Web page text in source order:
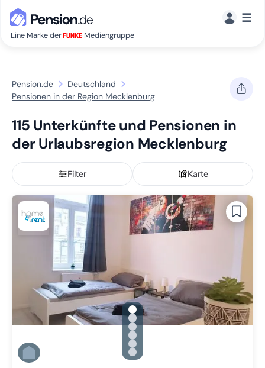
Eine Marke der Mediengruppe
☰
Pension.de
Deutschland
Pensionen in der Region Mecklenburg
115 Unterkünfte und Pensionen in
der Urlaubsregion Mecklenburg
Filter Karte
gallery.slide_selector
Zu Slide 1 wechseln
Zu Slide 2 wechseln
Zu Slide 3 wechseln
Zu Slide 4 wechseln
Zu Slide 5 wechseln
Zu Slide 6 wechseln